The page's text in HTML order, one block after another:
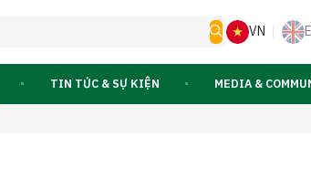
VN
TIN TỨC & SỰ KIỆN MEDIA &